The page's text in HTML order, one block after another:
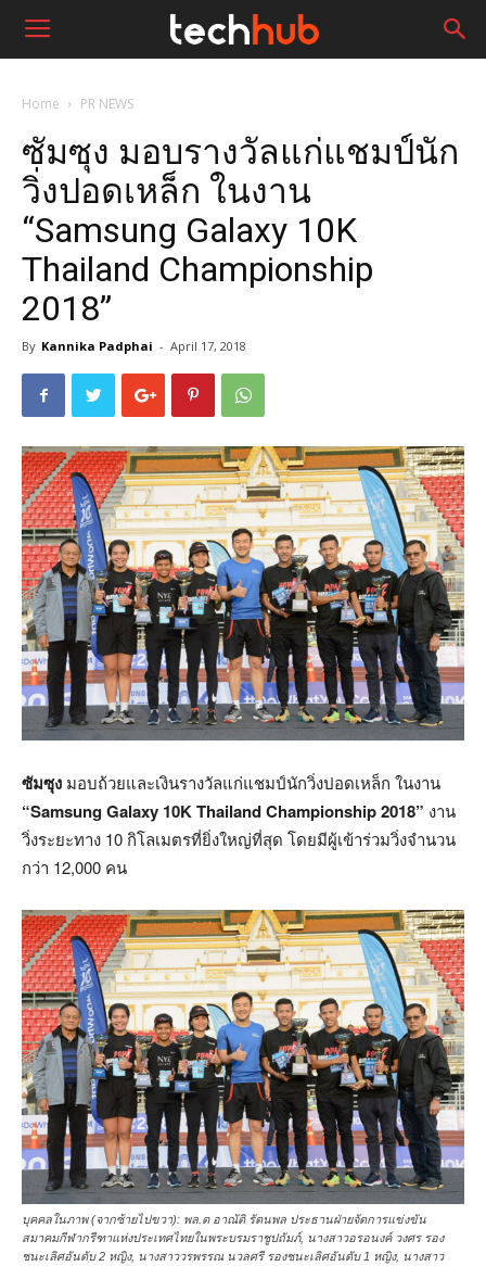
Home PR NEWS
ซัมซุง มอบรางวัลแก่แชมป์นัก
วิ่งปอดเหล็ก ในงาน
“Samsung Galaxy 10K
Thailand Championship
2018”
By Kannika Padphai - April 17, 2018
ซัมซุง มอบถ้วยและเงินรางวัลแก่แชมป์นักวิ่งปอดเหล็ก ในงาน
“Samsung Galaxy 10K Thailand Championship 2018” งาน
วิ่งระยะทาง 10 กิโลเมตรที่ยิ่งใหญ่ที่สุด โดยมีผู้เข้าร่วมวิ่งจำนวน
กว่า 12,000 คน
บุคคลในภาพ (จากซ้ายไปขวา): พล.ต อาณัติ รัตนพล ประธานฝ่ายจัดการแข่งขัน
สมาคมกีฬากรีฑาแห่งประเทศไทยในพระบรมราชูปถัมภ์, นางสาวอรอนงค์ วงศร รอง
ชนะเลิศอันดับ 2 หญิง, นางสาววรพรรณ นวลศรี รองชนะเลิศอันดับ 1 หญิง, นางสาว